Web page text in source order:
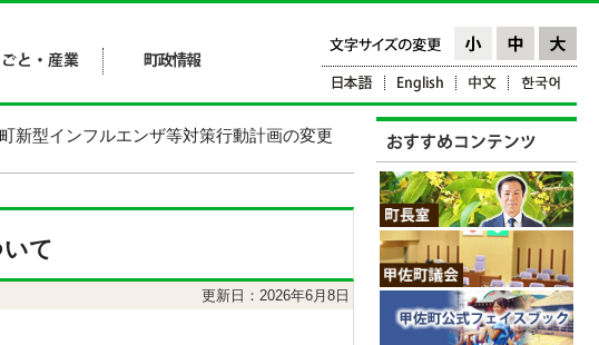
新型インフルエンザ等対策行動計画の変更
て
更新日：2026年6月8日